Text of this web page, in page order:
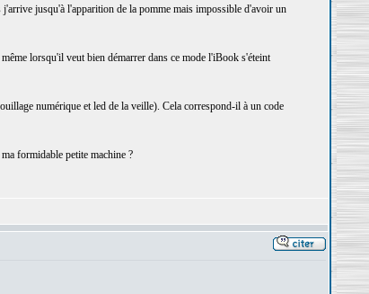
jusqu'à l'apparition de la pomme mais impossible d'avoir un
lorsqu'il veut bien démarrer dans ce mode l'iBook s'éteint
numérique et led de la veille). Cela correspond-il à un code
formidable petite machine ?